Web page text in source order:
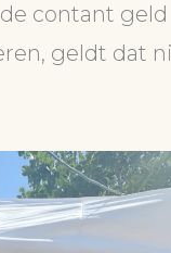
contant
geldt dat